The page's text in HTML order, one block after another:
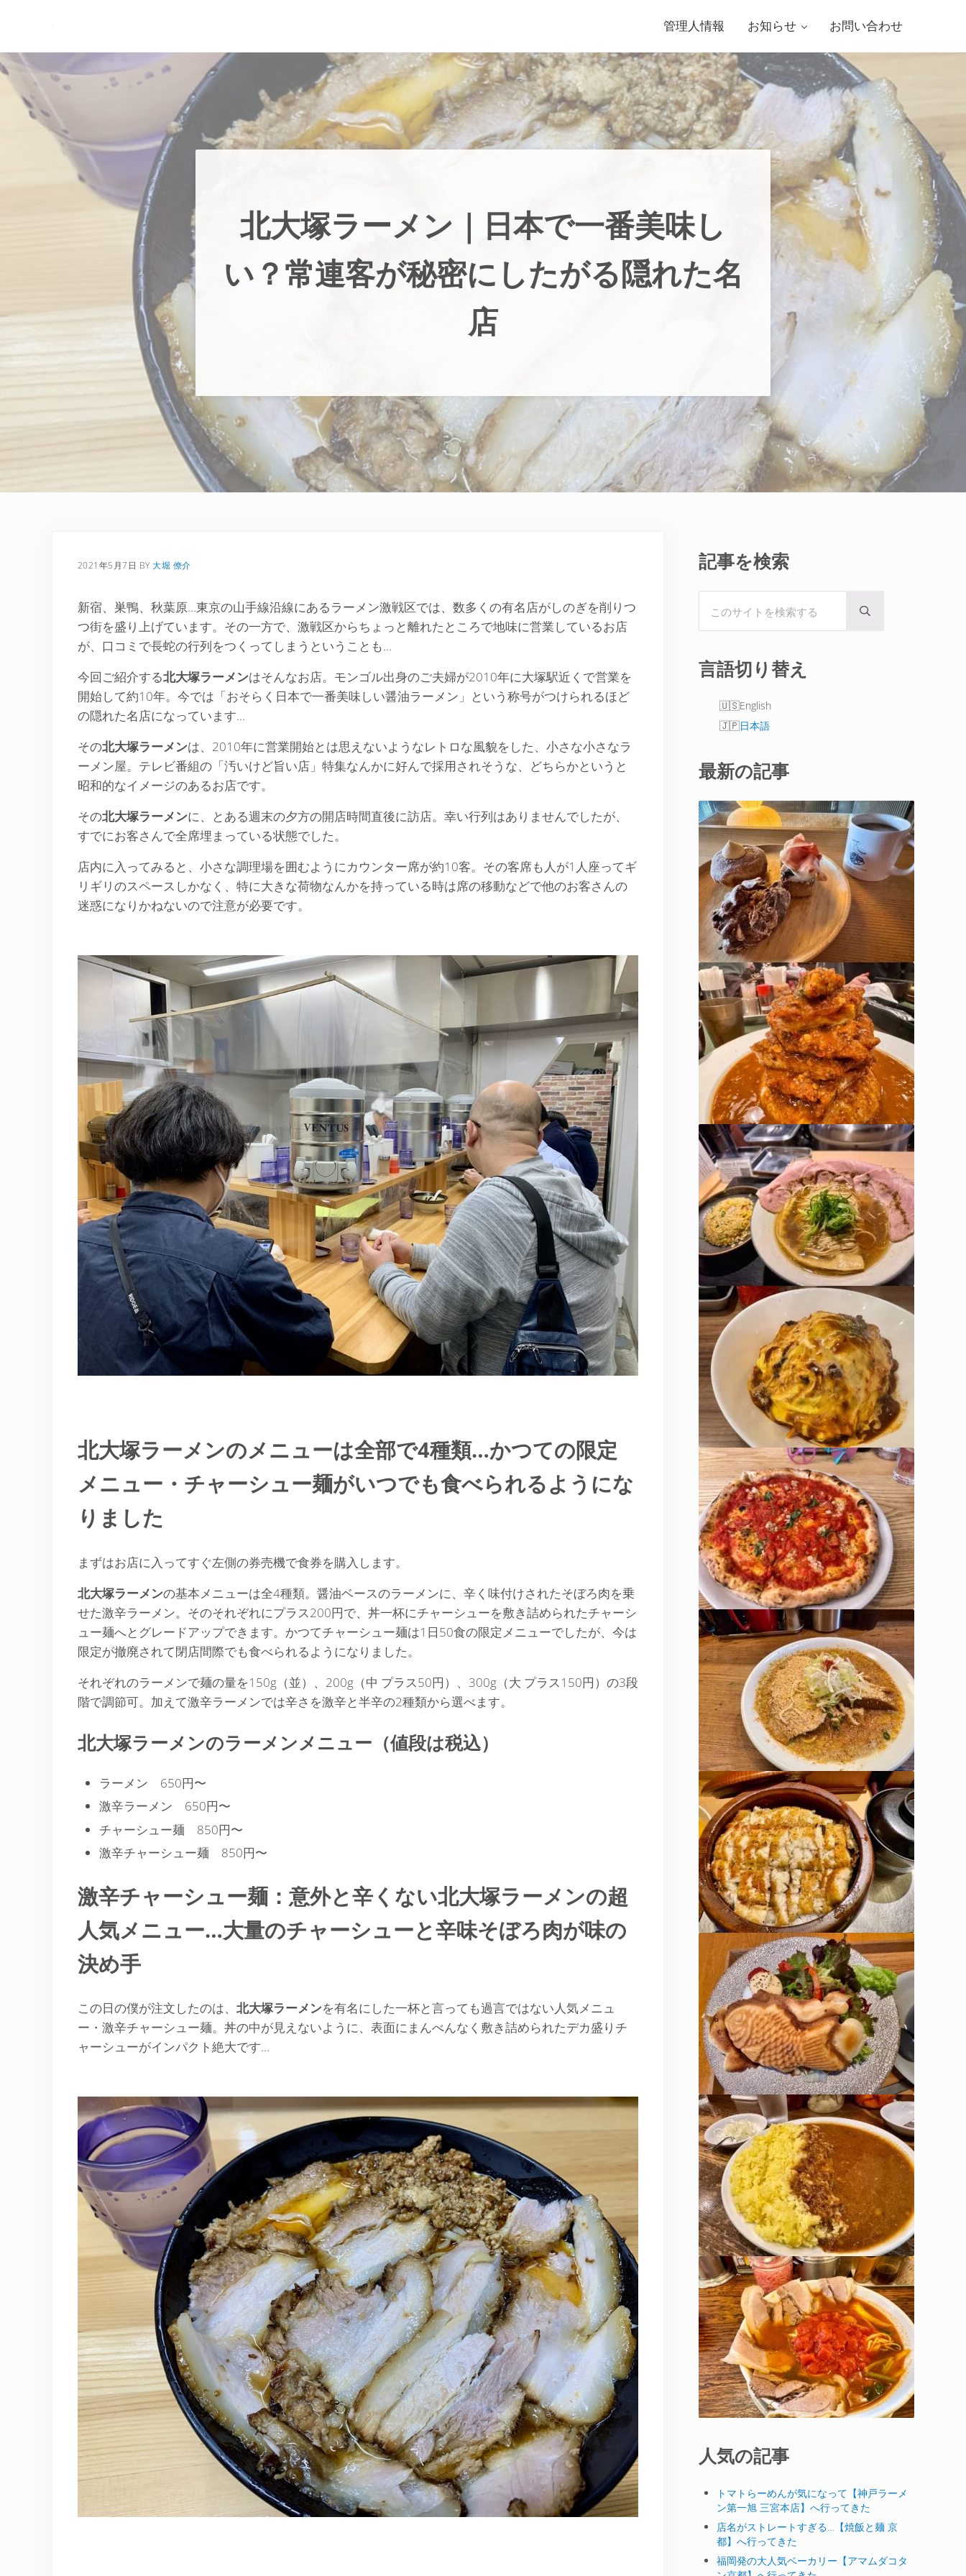
管理人情報 お知らせ お問い合わせ
北大塚ラーメン｜日本で一番美味し
い？常連客が秘密にしたがる隠れた名
店
2021年5月7日 BY大堀 僚介
新宿、巣鴨、秋葉原…東京の山手線沿線にあるラーメン激戦区では、数多くの有名店がしのぎを削りつ
つ街を盛り上げています。その一方で、激戦区からちょっと離れたところで地味に営業しているお店
が、口コミで長蛇の行列をつくってしまうということも…
今回ご紹介する北大塚ラーメンはそんなお店。モンゴル出身のご夫婦が2010年に大塚駅近くで営業を
開始して約10年。今では「おそらく日本で一番美味しい醤油ラーメン」という称号がつけられるほど
の隠れた名店になっています…
その北大塚ラーメンは、2010年に営業開始とは思えないようなレトロな風貌をした、小さな小さなラ
ーメン屋。テレビ番組の「汚いけど旨い店」特集なんかに好んで採用されそうな、どちらかというと
昭和的なイメージのあるお店です。
その北大塚ラーメンに、とある週末の夕方の開店時間直後に訪店。幸い行列はありませんでしたが、
すでにお客さんで全席埋まっている状態でした。
店内に入ってみると、小さな調理場を囲むようにカウンター席が約10客。その客席も人が1人座ってギ
リギリのスペースしかなく、特に大きな荷物なんかを持っている時は席の移動などで他のお客さんの
迷惑になりかねないので注意が必要です。
北大塚ラーメンのメニューは全部で4種類…かつての限定
メニュー・チャーシュー麺がいつでも食べられるようにな
りました
まずはお店に入ってすぐ左側の券売機で食券を購入します。
北大塚ラーメンの基本メニューは全4種類。醤油ベースのラーメンに、辛く味付けされたそぼろ肉を乗
せた激辛ラーメン。そのそれぞれにプラス200円で、丼一杯にチャーシューを敷き詰められたチャーシ
ュー麺へとグレードアップできます。かつてチャーシュー麺は1日50食の限定メニューでしたが、今は
限定が撤廃されて閉店間際でも食べられるようになりました。
それぞれのラーメンで麺の量を150g（並）、200g（中 プラス50円）、300g（大 プラス150円）の3段
階で調節可。加えて激辛ラーメンでは辛さを激辛と半辛の2種類から選べます。
北大塚ラーメンのラーメンメニュー（値段は税込）
ラーメン 650円〜
激辛ラーメン 650円〜
チャーシュー麺 850円〜
激辛チャーシュー麺 850円〜
激辛チャーシュー麺：意外と辛くない北大塚ラーメンの超
人気メニュー…大量のチャーシューと辛味そぼろ肉が味の
決め手
この日の僕が注文したのは、 北大塚ラーメンを有名にした一杯と言っても過言ではない人気メニュ
ー・激辛チャーシュー麺。丼の中が見えないように、表面にまんべんなく敷き詰められたデカ盛りチ
ャーシューがインパクト絶大です…
Sidebar
記事を検索
Submit search
言語切り替え
English
日本語
最新の記事
人気の記事
トマトらーめんが気になって【神戸ラーメ
ン第一旭 三宮本店】へ行ってきた
店名がストレートすぎる…【焼飯と麺 京
都】へ行ってきた
福岡発の大人気ベーカリー【アマムダコタ